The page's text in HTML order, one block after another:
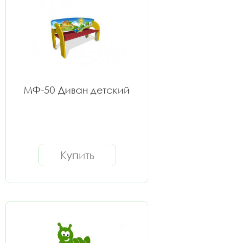
МФ-50 Диван детский
Купить